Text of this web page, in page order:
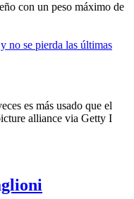
con un peso máximo de
no se pierda las últimas
es más usado que el
alliance via Getty I